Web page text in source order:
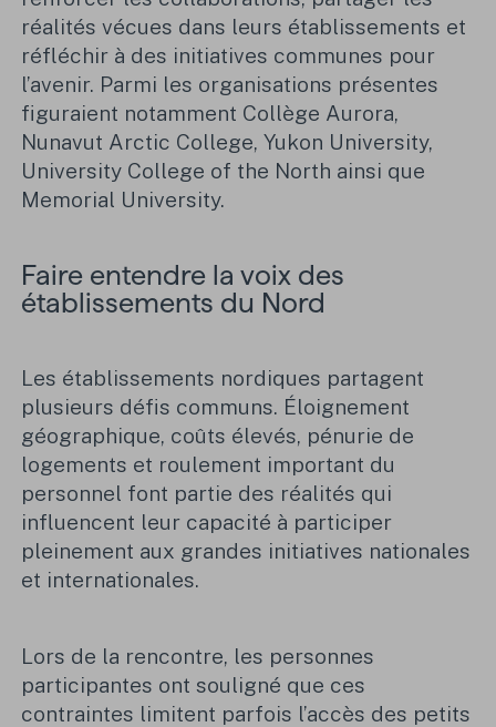
réalités vécues dans leurs établissements et
réfléchir à des initiatives communes pour
l’avenir. Parmi les organisations présentes
figuraient notamment Collège Aurora,
Nunavut Arctic College, Yukon University,
University College of the North ainsi que
Memorial University.
Faire entendre la voix des
établissements du Nord
Les établissements nordiques partagent
plusieurs défis communs. Éloignement
géographique, coûts élevés, pénurie de
logements et roulement important du
personnel font partie des réalités qui
influencent leur capacité à participer
pleinement aux grandes initiatives nationales
et internationales.
Lors de la rencontre, les personnes
participantes ont souligné que ces
contraintes limitent parfois l’accès des petits